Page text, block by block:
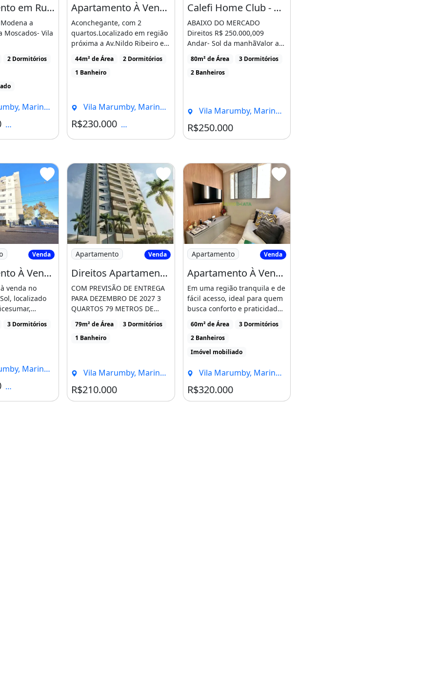
8206J
próximo a
portaria 24hrs,
todos os blocos e
públicos, seja você
família.
podem dar a um excelente
Apartamento em Rua Moscados - Vila Marumby - Maringá/Pr
a
Moscados- Vila
[...]
2 Dormitórios
Maringá - PR
Condomínio R$1
Apartamento À Venda em Maringá, Vila Marumby, com 2 Quartos, com 44.18 M², Residencial
Aconchegante, com 2
quartos.Localizado em região
próxima a Av.Nildo Ribeiro e
Av.Cerro Azul.Possui [...]
44m² de Área
2 Dormitórios
1 Banheiro
Vila Marumby, Maringá - PR
R$230.000 Condomínio R$336
Calefi Home Club - Preço Abaixo do Mercado
ABAIXO DO MERCADO
Direitos R$ 250.000,009
Andar- Sol da manhãValor a
ser financiado R$ 360.000,00
[...]
80m² de Área
3 Dormitórios
2 Banheiros
Vila Marumby, Maringá - PR
R$250.000
À Venda em Maringá, Vila Marumby
Venda
Apartamento À Venda em Maringá, Vila Marumby, com 3 Quartos, com 69.58 M², Quinta Do
venda no
localizado
com fácil [...]
3 Dormitórios
Maringá - PR
Condomínio R$609
Imagem: Direitos Apartamento Imperium Park Residence
Apartamento Venda
Direitos Apartamento Imperium Park Residence em Maringá Pr
COM PREVISÃO DE ENTREGA
PARA DEZEMBRO DE 2027 3
QUARTOS 79 METROS DE
ÁREA ÚTIL LAZER COMPLETO
COM [...]
79m² de Área
3 Dormitórios
1 Banheiro
Vila Marumby, Maringá - PR
R$210.000
Imagem: Apartamento À Venda no Edifício Spazio
Apartamento Venda
Apartamento À Venda no Edifício Spazio Modena Maringá
Em uma região tranquila e de
fácil acesso, ideal para quem
busca conforto e praticidade
no dia a dia.Apartamento [...]
60m² de Área
3 Dormitórios
2 Banheiros
Imóvel mobiliado
Vila Marumby, Maringá - PR
R$320.000
em Maringá